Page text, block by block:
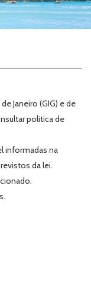
Janeiro (GIG) e de
politica de
informadas na
da lei.